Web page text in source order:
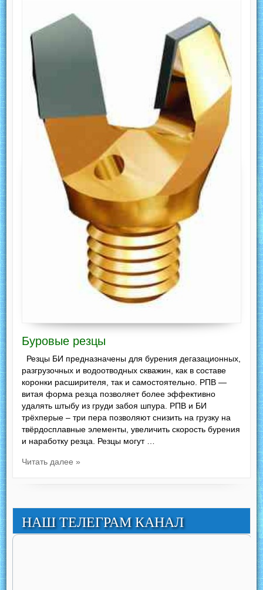
Буровые резцы
Резцы БИ предназначены для бурения дегазационных,
разгрузочных и водоотводных скважин, как в составе
коронки расширителя, так и самостоятельно. РПВ —
витая форма резца позволяет более эффективно
удалять штыбу из груди забоя шпура. РПВ и БИ
трёхперые – три пера позволяют снизить на грузку на
твёрдосплавные элементы, увеличить скорость бурения
и наработку резца. Резцы могут …
Читать далее »
НАШ ТЕЛЕГРАМ КАНАЛ